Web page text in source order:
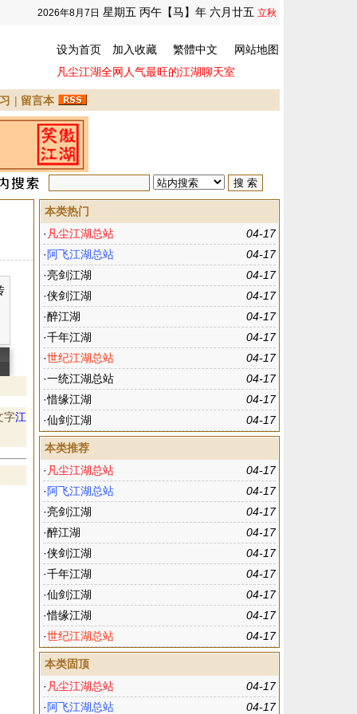
2026年8月7日 星期五 丙午【马】年 六月廿五 立秋
设为首页 加入收藏 繁體中文
网站地图
凡尘江湖全网人气最旺的江湖聊天室
| 留言本
字江
本类热门
04-17
· 凡尘江湖总站
04-17
· 阿飞江湖总站
04-17
·亮剑江湖
04-17
·侠剑江湖
04-17
·醉江湖
04-17
·千年江湖
04-17
·世纪江湖总站
04-17
·一统江湖总站
04-17
·惜缘江湖
04-17
·仙剑江湖
本类推荐
04-17
· 凡尘江湖总站
04-17
· 阿飞江湖总站
04-17
·亮剑江湖
04-17
·醉江湖
04-17
·侠剑江湖
04-17
·千年江湖
04-17
·仙剑江湖
04-17
·惜缘江湖
04-17
·世纪江湖总站
本类固顶
04-17
· 凡尘江湖总站
04-17
· 阿飞江湖总站